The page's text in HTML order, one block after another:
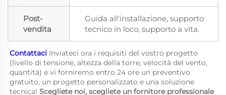
Post-
vendita
Guida all'installazione, supporto
tecnico in loco, supporto a vita.
Contattaci Inviateci ora i requisiti del vostro progetto
(livello di tensione, altezza della torre, velocità del vento,
quantità) e vi forniremo entro 24 ore un preventivo
gratuito, un progetto personalizzato e una soluzione
tecnica! Scegliete noi, scegliete un fornitore professionale